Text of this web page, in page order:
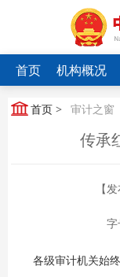
首页 机构概况
首页 > 审计之窗
传承
【
字
各级审计机关始